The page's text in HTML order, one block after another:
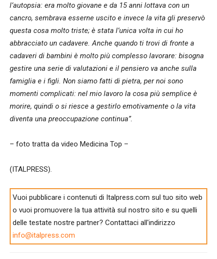
l’autopsia: era molto giovane e da 15 anni lottava con un
cancro, sembrava esserne uscito e invece la vita gli preservò
questa cosa molto triste; è stata l’unica volta in cui ho
abbracciato un cadavere. Anche quando ti trovi di fronte a
cadaveri di bambini è molto più complesso lavorare: bisogna
gestire una serie di valutazioni e il pensiero va anche sulla
famiglia e i figli. Non siamo fatti di pietra, per noi sono
momenti complicati: nel mio lavoro la cosa più semplice è
morire, quindi o si riesce a gestirlo emotivamente o la vita
diventa una preoccupazione continua”.
– foto tratta da video Medicina Top –
(ITALPRESS).
Vuoi pubblicare i contenuti di Italpress.com sul tuo sito web
o vuoi promuovere la tua attività sul nostro sito e su quelli
delle testate nostre partner? Contattaci all'indirizzo
info@italpress.com